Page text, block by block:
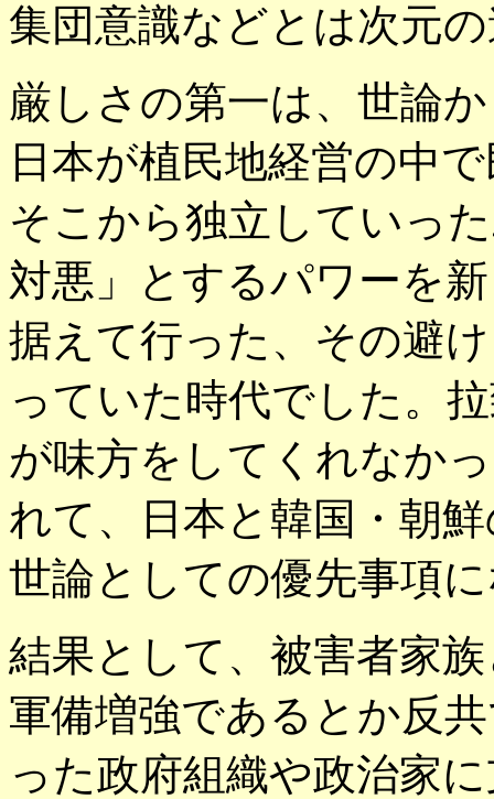
集団意識などとは次元
厳しさの第一は、世論
日本が植民地経営の中
そこから独立していっ
対悪」とするパワーを
据えて行った、その避
っていた時代でした。
が味方をしてくれなか
れて、日本と韓国・朝
世論としての優先事項
結果として、被害者家
軍備増強であるとか反
った政府組織や政治家